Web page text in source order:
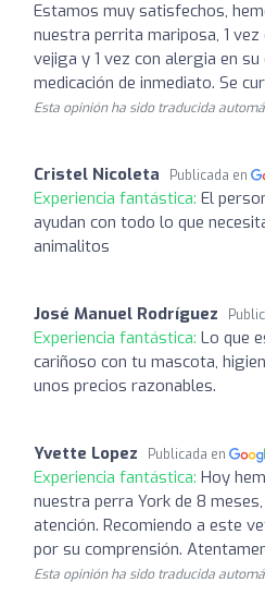
Estamos muy satisfechos,
nuestra perrita mariposa, 1 vez
vejiga y 1 vez con alergia en
medicación de inmediato. Se
Esta opinión ha sido traducida
Cristel Nicoleta Publicada en
Experiencia fantástica: El
ayudan con todo lo que
animalitos
José Manuel Rodríguez
Experiencia fantástica: Lo que
cariñoso con tu mascota,
unos precios razonables.
Yvette Lopez Publicada en
Experiencia fantástica: Hoy
nuestra perra York de 8
atención. Recomiendo a este
por su comprensión.
Esta opinión ha sido traducida